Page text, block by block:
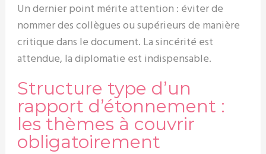
Un dernier point mérite attention : éviter de
nommer des collègues ou supérieurs de manière
critique dans le document. La sincérité est
attendue, la diplomatie est indispensable.
Structure type d’un
rapport d’étonnement :
les thèmes à couvrir
obligatoirement